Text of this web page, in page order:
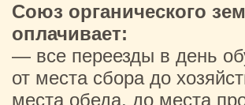
Союз органического
оплачивает:
— все переезды в день
от места сбора до
места обеда, до места